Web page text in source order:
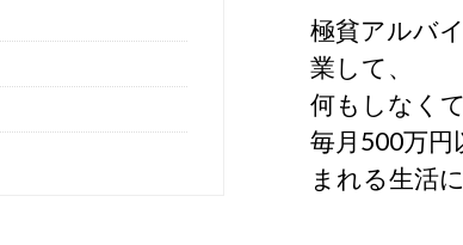
極貧アルバ
業して、
何もしなくて
毎月500万円
まれる生活